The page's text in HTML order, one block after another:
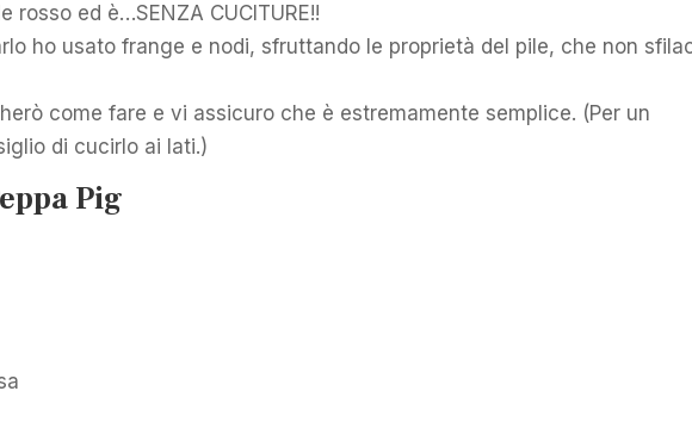
rosso ed è…SENZA CUCITURE!!
ho usato frange e nodi, sfruttando le proprietà del pile, che non
come fare e vi assicuro che è estremamente semplice. (Per un
di cucirlo ai lati.)
Pig